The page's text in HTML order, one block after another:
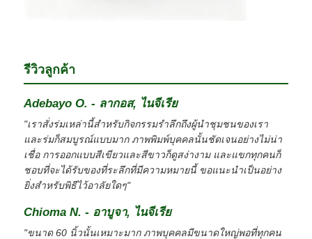
รีวิวลูกค้า
Adebayo O. - ลากอส, ไนจีเรีย
"เราสั่งร่มเหล่านี้สำหรับกิจกรรมรำลึกถึงผู้นำชุมชนของเรา
และร่มก็สมบูรณ์แบบมาก ภาพพิมพ์บุคคลนั้นชัดเจนอย่างไม่น่า
เชื่อ การออกแบบสีเขียวและสีขาวก็ดูสง่างาม และแขกทุกคนก็
ชอบที่จะได้รับของที่ระลึกที่มีความหมายนี้ ขอแนะนำเป็นอย่าง
ยิ่งสำหรับพิธีไว้อาลัยใดๆ"
Chioma N. - อาบูจา, ไนจีเรีย
"ขนาด 60 นิ้วนั้นเหมาะมาก ภาพบุคคลมีขนาดใหญ่พอที่ทุกคน